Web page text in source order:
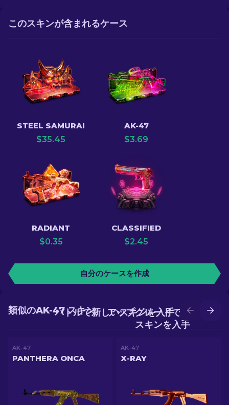
このスキンが含まれるケース
STEEL SAMURAI
$35.45
AK-47
$3.69
RADIANT
$0.35
CLASSIFIED
$2.45
自分のケースを作成
アップグレードでより良い
スキンを入手
バトルで新しいスキンを入手
類似のAK-47 スキン
AK-47
PANTHERA ONCA
AK-47
X-RAY